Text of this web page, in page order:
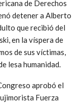
de Derechos
detener a Alberto
que recibió del
en la víspera de
de sus víctimas,
lesa humanidad.
aprobó el
Fuerza